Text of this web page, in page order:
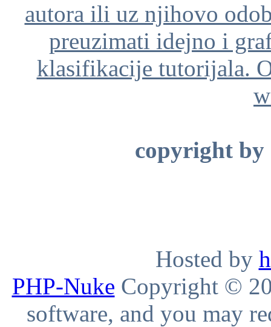
autora ili uz njihovo
preuzimati idejno i
klasifikacije tutorijala.
copyright by
Hosted by
PHP-Nuke Copyright ©
software, and you may